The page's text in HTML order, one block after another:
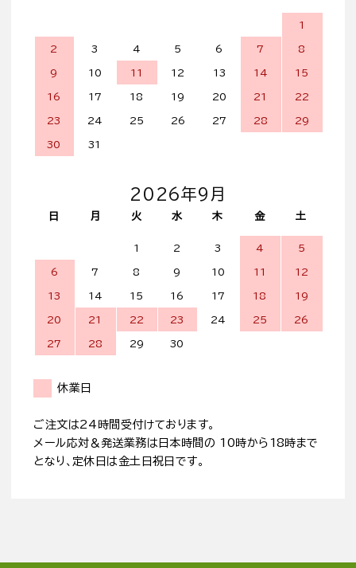
1
2 3 4 5 6 7 8
9 10 11 12 13 14 15
16 17 18 19 20 21 22
23 24 25 26 27 28 29
30 31
2026年9月
日 月 火 水 木 金 土
1 2 3 4 5
6 7 8 9 10 11 12
13 14 15 16 17 18 19
20 21 22 23 24 25 26
27 28 29 30
休業日
ご注文は24時間受付けております。
メール応対＆発送業務は日本時間の 10時から18時まで
となり、定休日は金土日祝日です。